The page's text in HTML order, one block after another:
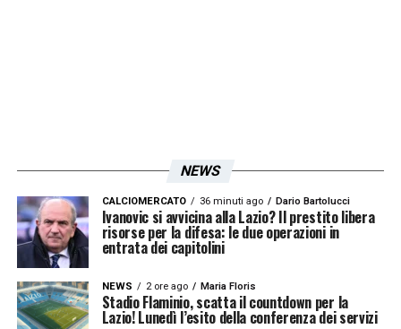
Verifica termini e condizioni tramite i
seguenti link:
SCOPRI LA PROMO LOTTOMATICA
LA PLAYLIST DELLE NOSTRE TOP NEWS
NEWS
CALCIOMERCATO 36 minuti ago Dario Bartolucci
Ivanovic si avvicina alla Lazio? Il prestito libera
risorse per la difesa: le due operazioni in
entrata dei capitolini
NEWS 2 ore ago Maria Floris
Stadio Flaminio, scatta il countdown per la
Lazio! Lunedì l’esito della conferenza dei servizi